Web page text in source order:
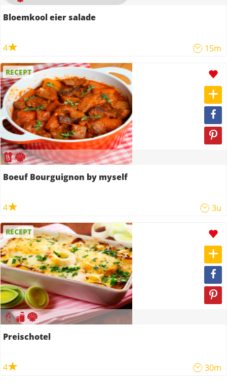
Bloemkool eier salade
4 15m
RECEPT
Boeuf Bourguignon by myself
4 3u
RECEPT
Preischotel
4 30m